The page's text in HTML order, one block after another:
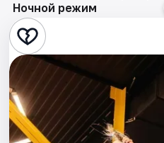
Театр
Стендап
Выставки
Квесты
Ночной режим